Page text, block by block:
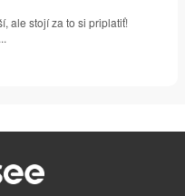
ale stojí za to si priplatiť!